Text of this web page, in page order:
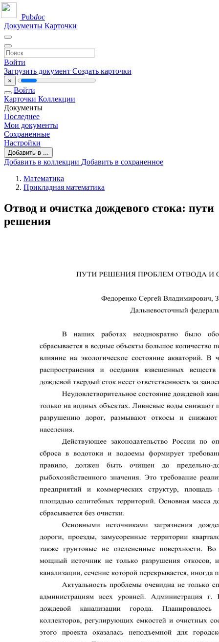
Pubdoc
Документы Карточки
Войти
Загрузить документ Создать карточки
×
Войти
Карточки Коллекции
Документы
Последнее
Мои документы
Сохраненные
Настройки
Добавить в ...
Добавить в коллекции Добавить в сохраненное
Математика
Прикладная математика
Отвод и очистка дождевого стока: пути
решения